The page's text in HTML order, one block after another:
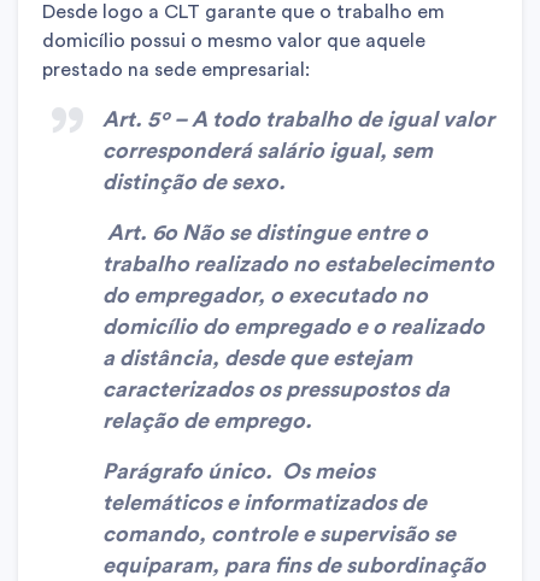
Desde logo a CLT garante que o trabalho em
domicílio possui o mesmo valor que aquele
prestado na sede empresarial:
Art. 5º – A todo trabalho de igual valor
corresponderá salário igual, sem
distinção de sexo.
Art. 6o Não se distingue entre o
trabalho realizado no estabelecimento
do empregador, o executado no
domicílio do empregado e o realizado
a distância, desde que estejam
caracterizados os pressupostos da
relação de emprego.
Parágrafo único. Os meios
telemáticos e informatizados de
comando, controle e supervisão se
equiparam, para fins de subordinação